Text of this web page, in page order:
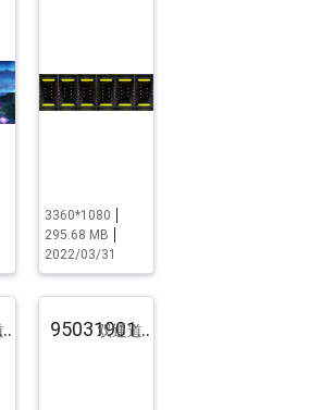
3360*1080
295.68 MB
2022/03/31
94021201.pst.zip 95031901.pst.zip
双通道